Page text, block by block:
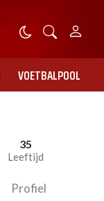
VOETBALPOOL
35
Leeftijd
Profiel